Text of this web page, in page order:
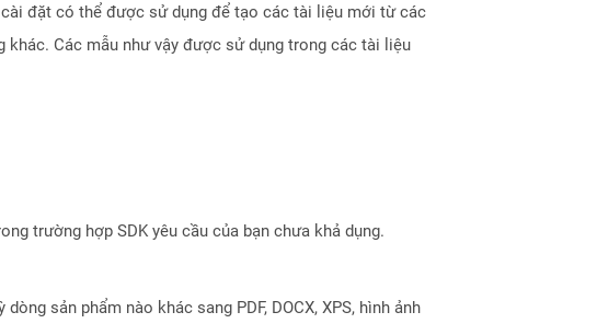
đặt có thể được sử dụng để tạo các tài liệu mới từ các
khác. Các mẫu như vậy được sử dụng trong các tài liệu
trường hợp SDK yêu cầu của bạn chưa khả dụng.
sản phẩm nào khác sang PDF, DOCX, XPS, hình ảnh